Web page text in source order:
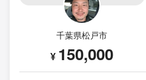
千葉県松戸市
¥ 150,000